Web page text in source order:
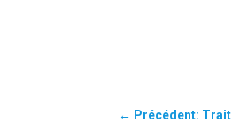
← Précédent: